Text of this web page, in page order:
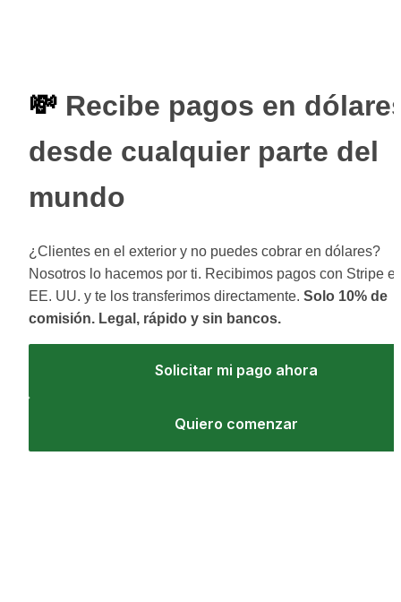
💸 Recibe pagos en
desde cualquier parte del
mundo
¿Clientes en el exterior y no puedes cobrar en dólares?
Nosotros lo hacemos por ti. Recibimos pagos con Stripe
EE. UU. y te los transferimos directamente. Solo 10% de
comisión. Legal, rápido y sin bancos.
Solicitar mi pago ahora
Quiero comenzar